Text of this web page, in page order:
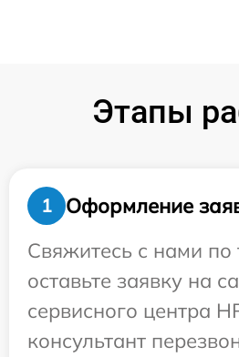
Этапы
1
Оформление
Свяжитесь с нами
оставьте заявку на
сервисного центра
консультант